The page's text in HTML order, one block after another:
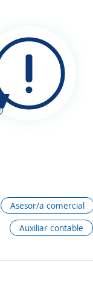
Asesor/a comercial
Auxiliar contable